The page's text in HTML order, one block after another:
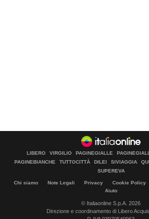
LIBERO VIRGILIO PAGINEGIALLE
PAGINEBIANCHE
TUTTOCITTÀ DILEI SIVIAGGIA
SUPEREVA
Chi siamo Note Legali Privacy Cookie Policy
Aiuto
© Italiaonline S.p.A. 2026
Direzione e coordinamento di Libero